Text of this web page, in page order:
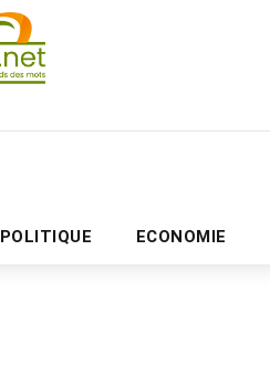
POLITIQUE ECONOMIE